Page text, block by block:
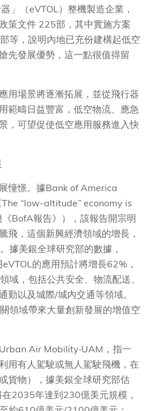
」（eVTOL）整機製造企業，
策文件 225部，其中實施方案
等，說明內地已充份建構起低空
先發展優勢，這一點很值得留
用場景將逐漸拓展，並從飛行器
範疇日益豐富，低空物流、應急
，可望促使低空應用服務進入快
憧憬。據Bank of America
“low-altitude” economy is
BofA報告》），該報告開宗明
飛，這個新興經濟領域的增長，
據美銀全球研究部的數據，
的應用預計將增長62%，
域，包括公共安全、物流配送、
勤以及城際/城內交通等領域。
領域帶來大量創新發展的增值空
Air Mobility‧UAM，指一
用有人駕駛或無人駕駛飛機，在
貨物），據美銀全球研究部估
2035年達到230億美元規模，